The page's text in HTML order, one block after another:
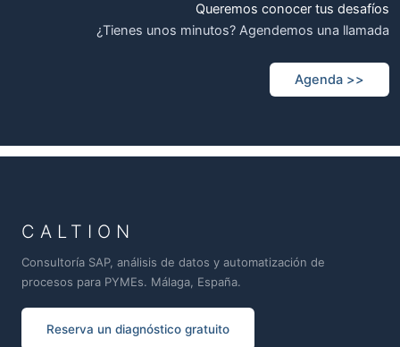
Queremos conocer tus desafíos
¿Tienes unos minutos? Agendemos una llamada
Agenda >>
CALTION
Consultoría SAP, análisis de datos y automatización de
procesos para PYMEs. Málaga, España.
Reserva un diagnóstico gratuito